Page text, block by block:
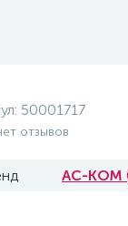
50001717
отзывов
АС-КОМ